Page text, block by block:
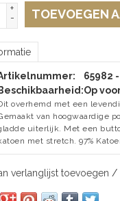
+
-
TOEVOEGEN
65982
Beschikbaarheid:Op
overhemd met een
van hoogwaardige
uiterlijk. Met een
met stretch. 97%
verlanglijst toevoegen /